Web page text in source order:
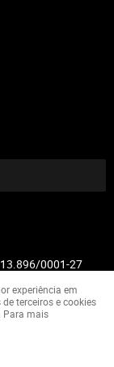
0001-27
experiência em
terceiros e cookies
Para mais